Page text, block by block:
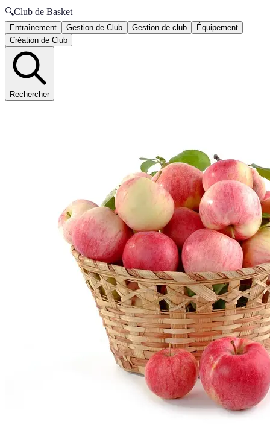
🔍Club de Basket
Entraînement Gestion de Club Gestion de club
Équipement
Création de Club
Rechercher